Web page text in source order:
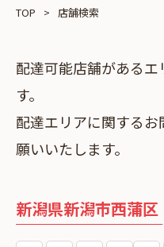
TOP 店舗検索
配達可能店舗があるエ
す。
配達エリアに関するお
願いいたします。
新潟県新潟市西蒲区